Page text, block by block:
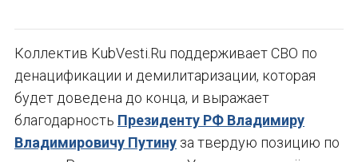
Коллектив KubVesti.Ru поддерживает СВО по
денацификации и демилитаризации, которая
будет доведена до конца, и выражает
благодарность Президенту РФ Владимиру
Владимировичу Путину за твердую позицию по